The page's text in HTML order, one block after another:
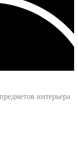
интерьера